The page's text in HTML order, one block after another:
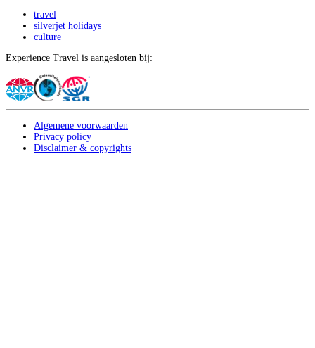
travel
silverjet holidays
culture
Experience Travel is aangesloten bij:
Algemene voorwaarden
Privacy policy
Disclaimer & copyrights